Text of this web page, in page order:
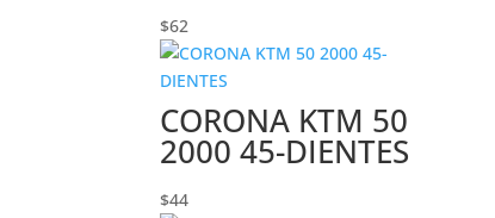
$62
CORONA KTM 50
2000 45-DIENTES
$44